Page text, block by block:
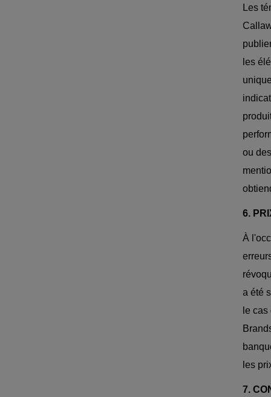
Les
les
ou
6.
À
a été
le
les
7.